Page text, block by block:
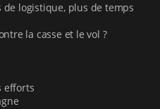
de logistique, plus de temps
la casse et le vol ?
efforts